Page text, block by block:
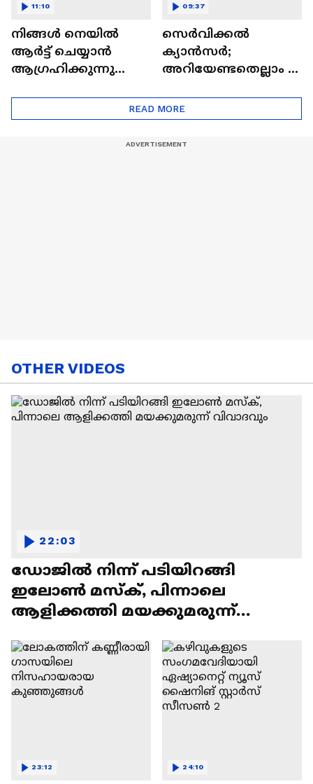
നിങ്ങൾ നെയിൽ
ആർട്ട് ചെയ്യാൻ
ആഗ്രഹിക്കുന്നുണ്ടോ
ട്രെൻഡിനെക്കുറിച്ച് |
Nail Art | Trends Cafe
11:10
സെർവിക്കൽ
ക്യാൻസർ;
അറിയേണ്ടതെല്ലാം |
Cancer
09:37
READ MORE
OTHER VIDEOS
ഡോജിൽ നിന്ന് പടിയിറങ്ങി
ഇലോൺ മസ്ക്, പിന്നാലെ
ആളിക്കത്തി മയക്കുമരുന്ന്
22:03
23:12 24:10